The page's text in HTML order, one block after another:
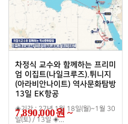
차정식 교수와 함께하는 프리미
엄 이집트(나일크루즈).튀니지
(아라비안나이트) 역사문화탐방
13일 EK항공
◈기간 : 27년 1월 18일(월)~1월 30
일(토) / 13일 ◈...
7,890,000원 ~